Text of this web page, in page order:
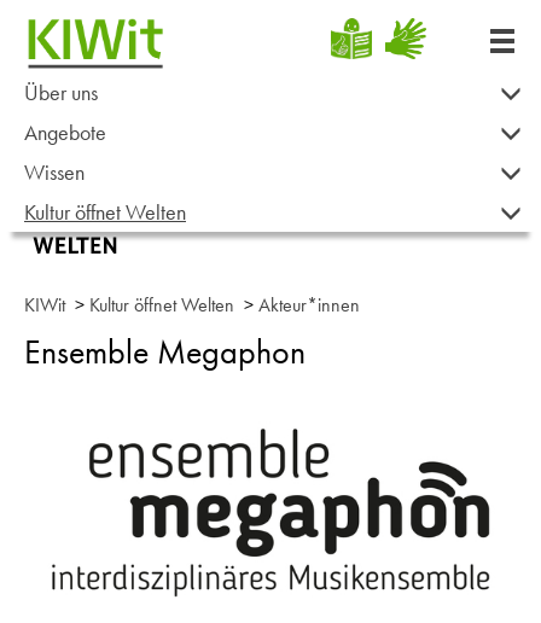
Über uns
Angebote
Wissen
Kultur öffnet Welten
KIWit> Kultur öffnet Welten >Akteur*innen
Ensemble Megaphon